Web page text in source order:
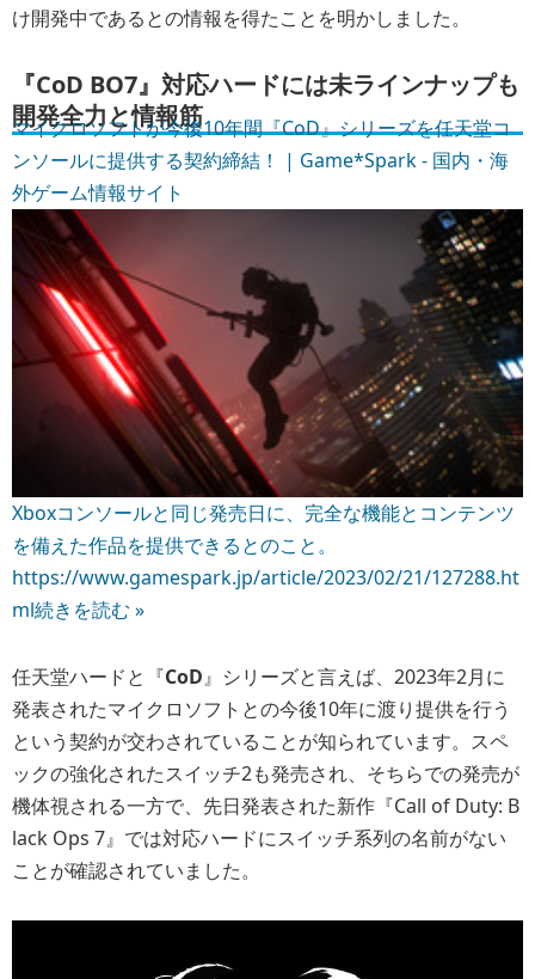
け開発中であるとの情報を得たことを明かしました。
『CoD BO7』対応ハードには未ラインナップも
開発全力と情報筋
マイクロソフトが今後10年間『CoD』シリーズを任天堂コ
ンソールに提供する契約締結！ | Game*Spark - 国内・海
外ゲーム情報サイト
Xboxコンソールと同じ発売日に、完全な機能とコンテンツ
を備えた作品を提供できるとのこと。
https://www.gamespark.jp/article/2023/02/21/127288.ht
ml続きを読む »
任天堂ハードと『CoD』シリーズと言えば、2023年2月に
発表されたマイクロソフトとの今後10年に渡り提供を行う
という契約が交わされていることが知られています。スペ
ックの強化されたスイッチ2も発売され、そちらでの発売が
機体視される一方で、先日発表された新作『Call of Duty: B
lack Ops 7』では対応ハードにスイッチ系列の名前がない
ことが確認されていました。